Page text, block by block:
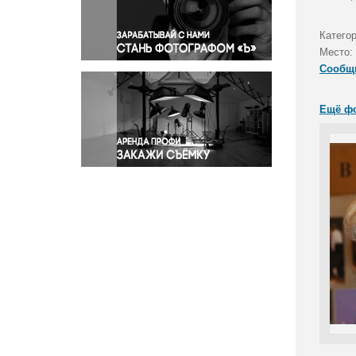
Правосудие
Происшествия и конфликты
Религия
Светская жизнь
Спорт
Экология
Экономика и бизнес
Место:
Ещё